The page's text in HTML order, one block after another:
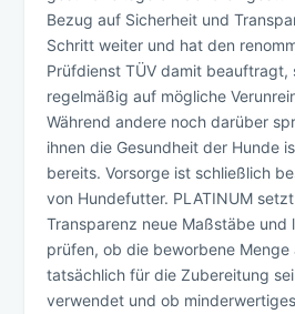
Bezug auf Sicherheit und
Schritt weiter und hat den
Prüfdienst TÜV damit beauftragt,
regelmäßig auf mögliche
Während andere noch darüber
ihnen die Gesundheit der Hunde
bereits. Vorsorge ist schließlich
von Hundefutter. PLATINUM
Transparenz neue Maßstäbe und
prüfen, ob die beworbene Menge
tatsächlich für die Zubereitung
verwendet und ob